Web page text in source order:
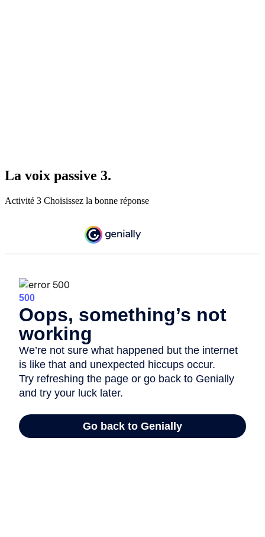
La voix passive 3.
Activité 3 Choisissez la bonne réponse